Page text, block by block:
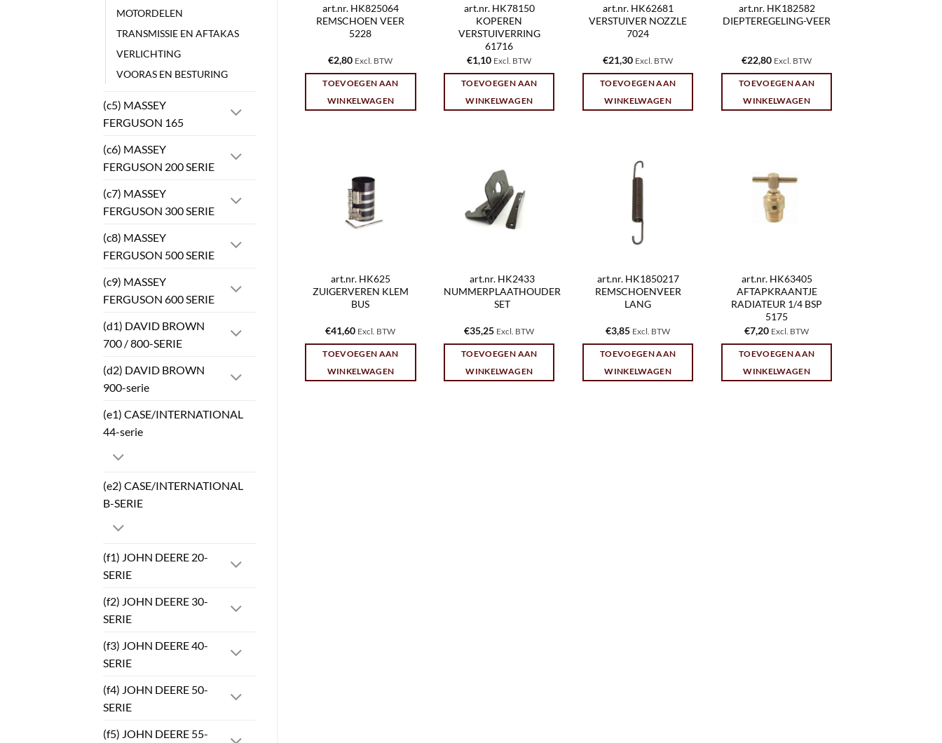
MOTORDELEN
TRANSMISSIE EN AFTAKAS
VERLICHTING
VOORAS EN BESTURING
(c5) MASSEY
FERGUSON 165
(c6) MASSEY
FERGUSON 200 SERIE
(c7) MASSEY
FERGUSON 300 SERIE
(c8) MASSEY
FERGUSON 500 SERIE
(c9) MASSEY
FERGUSON 600 SERIE
(d1) DAVID BROWN
700 / 800-SERIE
(d2) DAVID BROWN
900-serie
(e1) CASE/INTERNATIONAL
44-serie
(e2) CASE/INTERNATIONAL
B-SERIE
(f1) JOHN DEERE 20-
SERIE
(f2) JOHN DEERE 30-
SERIE
(f3) JOHN DEERE 40-
SERIE
(f4) JOHN DEERE 50-
SERIE
(f5) JOHN DEERE 55-
art.nr. HK825064
REMSCHOEN VEER
5228
€2,80 Excl. BTW
TOEVOEGEN AAN
WINKELWAGEN
art.nr. HK78150
KOPEREN
VERSTUIVERRING
61716
€1,10 Excl. BTW
TOEVOEGEN AAN
WINKELWAGEN
art.nr. HK62681
VERSTUIVER NOZZLE
7024
€21,30 Excl. BTW
TOEVOEGEN AAN
WINKELWAGEN
art.nr. HK182582
DIEPTEREGELING-VEER
€22,80 Excl. BTW
TOEVOEGEN AAN
WINKELWAGEN
art.nr. HK625
ZUIGERVEREN KLEM
BUS
€41,60 Excl. BTW
TOEVOEGEN AAN
WINKELWAGEN
art.nr. HK2433
NUMMERPLAATHOUDER
SET
€35,25 Excl. BTW
TOEVOEGEN AAN
WINKELWAGEN
art.nr. HK1850217
REMSCHOENVEER
LANG
€3,85 Excl. BTW
TOEVOEGEN AAN
WINKELWAGEN
art.nr. HK63405
AFTAPKRAANTJE
RADIATEUR 1/4 BSP
5175
€7,20 Excl. BTW
TOEVOEGEN AAN
WINKELWAGEN